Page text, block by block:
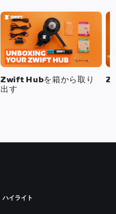
Zwift Hubを箱から取り
出す
ハイライト